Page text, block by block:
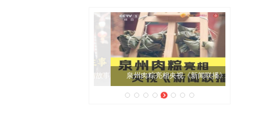
泉州肉粽亮相央视《新闻联播》